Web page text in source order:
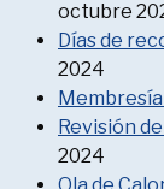
octubre
Días de
2024
Revisión
2024